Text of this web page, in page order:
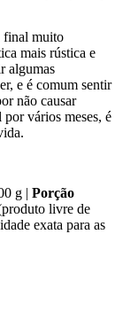
final muito
mais rústica e
algumas
e é comum sentir
não causar
vários meses, é
g | Porção
livre de
exata para as